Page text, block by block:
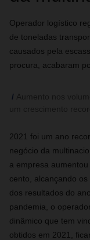
Operador logístico
de toneladas
causados pela
procura, acabaram
2021 foi um ano
negócio da
a empresa
cento, alcançando
dos resultados do
pandemia, o
dinâmico que tem
obtidos em 2021,